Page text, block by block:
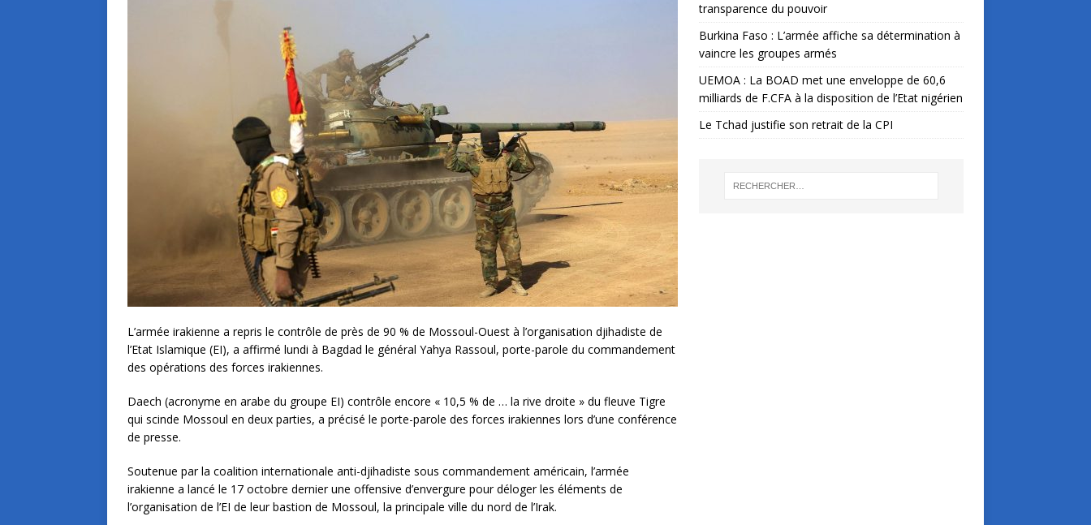
L’armée irakienne a repris le contrôle de près de 90 % de Mossoul-Ouest à l’organisation djihadiste de
l’Etat Islamique (EI), a affirmé lundi à Bagdad le général Yahya Rassoul, porte-parole du commandement
des opérations des forces irakiennes.
Daech (acronyme en arabe du groupe EI) contrôle encore « 10,5 % de … la rive droite » du fleuve Tigre
qui scinde Mossoul en deux parties, a précisé le porte-parole des forces irakiennes lors d’une conférence
de presse.
Soutenue par la coalition internationale anti-djihadiste sous commandement américain, l’armée
irakienne a lancé le 17 octobre dernier une offensive d’envergure pour déloger les éléments de
l’organisation de l’EI de leur bastion de Mossoul, la principale ville du nord de l’Irak.
transparence du pouvoir
Burkina Faso : L’armée affiche sa détermination à
vaincre les groupes armés
UEMOA : La BOAD met une enveloppe de 60,6
milliards de F.CFA à la disposition de l’Etat nigérien
Le Tchad justifie son retrait de la CPI